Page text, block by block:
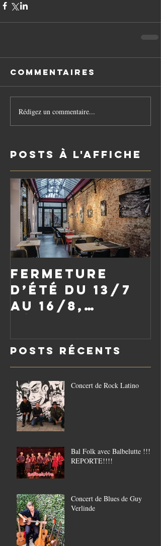
Commentaires
Rédigez un commentaire...
Posts à l'affiche
Fermeture
d’été du 13/7
au 16/8,
le vendredi
21/8
Posts Récents
Concert de Rock Latino
Bal Folk avec Balbelutte !!!!
REPORTE!!!!
Concert de Blues de Guy
Verlinde